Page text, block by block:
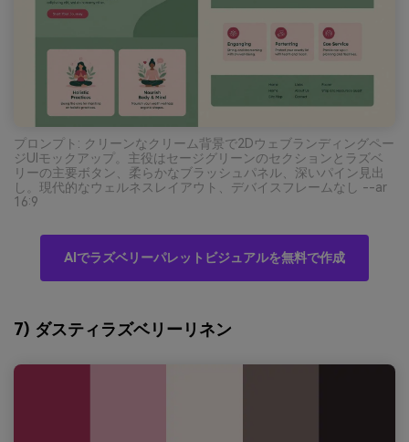
プロンプト: クリーンなクリーム背景で2Dウェブランディングペー
ジUIモックアップ。主役はセージグリーンのセクションとラズベ
リーの主要ボタン、柔らかなブラッシュパネル、深いパイン見出
し。現代的なウェルネスレイアウト、デバイスフレームなし --ar
16:9
AIでラズベリーパレットビジュアルを無料で作成
7) ダスティラズベリーリネン